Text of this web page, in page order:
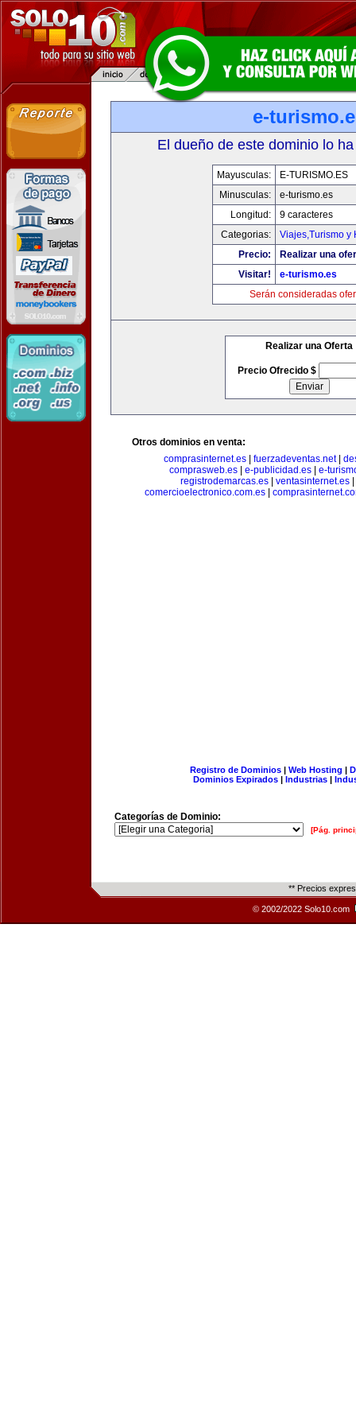
e-
El dueño de este dominio lo
Mayusculas:
E-TURISMO.ES
Minusculas:
e-turismo.es
Longitud:
9 caracteres
Categorias:
Viajes,Turismo y
Precio:
Realizar una
Visitar!
e-turismo.es
Serán consideradas
Realizar una Oferta
Precio Ofrecido $
Otros dominios en venta:
comprasinternet.es| fuerzadeventas.net|
comprasweb.es
e-publicidad.es
e-
registrodemarcas.es| ventasinternet.es|
comercioelectronico.com.es
Registro de Dominios| Web Hosting |
Dominios Expirados | Industrias |
Categorías de Dominio:
[Pág.
** Precios
© 2002/2022 Solo10.com